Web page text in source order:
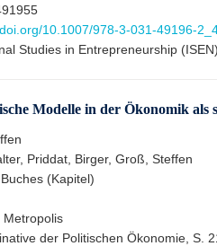
10.1007/978-3-031-49196-
Studies in Entrepreneurship
Modelle in der Ökonomik als
Priddat, Birger, Groß, Steffen
(Kapitel)
Metropolis
der Politischen Ökonomie, S.